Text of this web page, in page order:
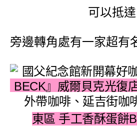
可以抵達
旁邊轉角處有一家超有
東區 手工香酥蛋餅